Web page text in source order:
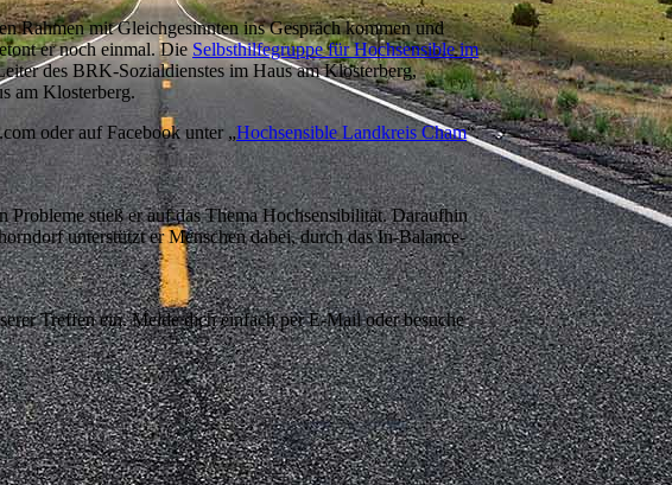
Rahmen mit Gleichgesinnten ins Gespräch kommen und
er noch einmal. Die Selbsthilfegruppe für Hochsensible im
des BRK-Sozialdienstes im Haus am Klosterberg,
am Klosterberg.
oder auf Facebook unter „Hochsensible Landkreis Cham“.
stieß er auf das Thema Hochsensibilität. Daraufhin
unterstützt er Menschen dabei, durch das In-Balance-
Treffen ein. Melde dich einfach per E-Mail oder besuche